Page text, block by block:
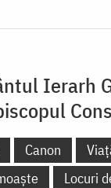
Ierarh
Canon
Locuri